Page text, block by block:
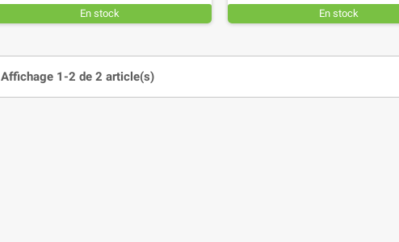
En stock En stock
Affichage 1-2 de 2 article(s)